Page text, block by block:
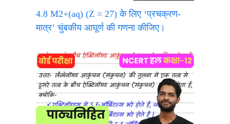
4.8 M2+(aq) (Z = 27) के लिए ‘प्रचक्रण-
मात्र’ चुंबकीय आघूर्ण की गणना कीजिए।